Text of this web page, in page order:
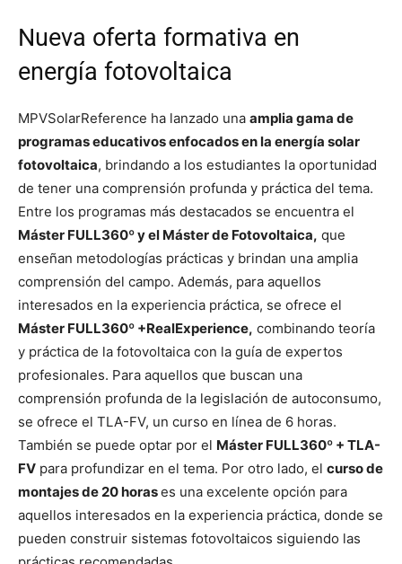
Nueva oferta formativa en
energía fotovoltaica
MPVSolarReference ha lanzado una amplia gama de
programas educativos enfocados en la energía solar
fotovoltaica, brindando a los estudiantes la oportunidad
de tener una comprensión profunda y práctica del tema.
Entre los programas más destacados se encuentra el
Máster FULL360º y el Máster de Fotovoltaica, que
enseñan metodologías prácticas y brindan una amplia
comprensión del campo. Además, para aquellos
interesados en la experiencia práctica, se ofrece el
Máster FULL360º +RealExperience, combinando teoría
y práctica de la fotovoltaica con la guía de expertos
profesionales. Para aquellos que buscan una
comprensión profunda de la legislación de autoconsumo,
se ofrece el TLA-FV, un curso en línea de 6 horas.
También se puede optar por el Máster FULL360º + TLA-
FV para profundizar en el tema. Por otro lado, el curso de
montajes de 20 horases una excelente opción para
aquellos interesados en la experiencia práctica, donde se
pueden construir sistemas fotovoltaicos siguiendo las